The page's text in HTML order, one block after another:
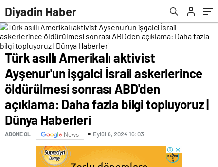
Diyadin Haber
topluyoruz | Dünya Haberleri
Türk asıllı Amerikalı aktivist
Ayşenur'un işgalci İsrail askerlerince
öldürülmesi sonrası ABD'den
açıklama: Daha fazla bilgi topluyoruz |
Dünya Haberleri
ABONE OL News Eylül 6, 2024 16:03